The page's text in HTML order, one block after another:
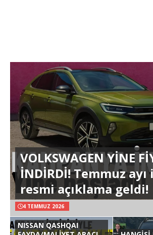
VOLKSWAGEN YİNE
İNDİRDİ! Temmuz ayı
resmi açıklama geldi!
4 TEMMUZ 2026
NISSAN QASHQAI